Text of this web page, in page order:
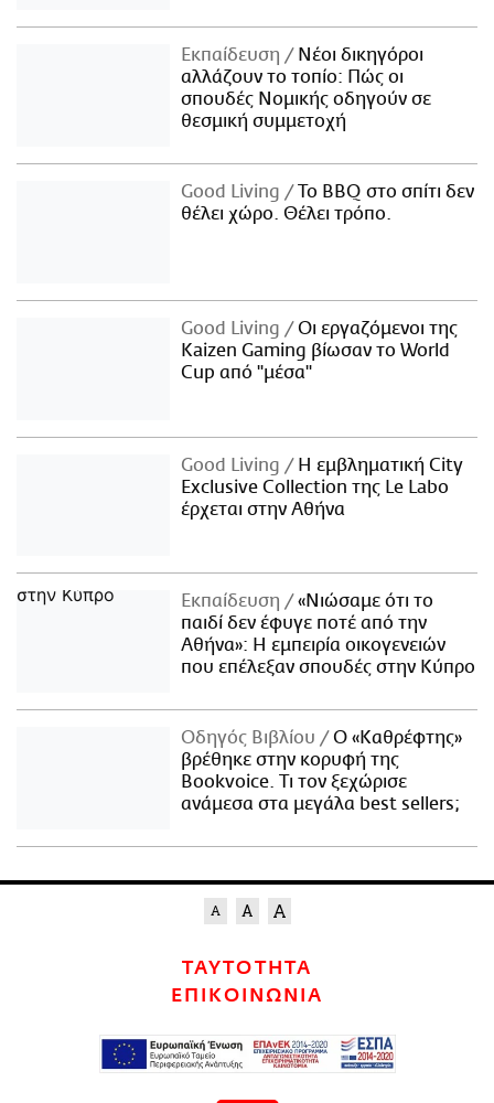
Εκπαίδευση
Νέοι δικηγόροι
αλλάζουν το τοπίο: Πώς οι
σπουδές Νομικής οδηγούν σε
θεσμική συμμετοχή
Good Living
Το BBQ στο σπίτι δεν
θέλει χώρο. Θέλει τρόπο.
Good Living
Οι εργαζόμενοι της
Kaizen Gaming βίωσαν το World
Cup από "μέσα"
Good Living
Η εμβληματική City
Exclusive Collection της Le Labo
έρχεται στην Αθήνα
Εκπαίδευση
«Νιώσαμε ότι το
παιδί δεν έφυγε ποτέ από την
Αθήνα»: Η εμπειρία οικογενειών
που επέλεξαν σπουδές στην Κύπρο
Οδηγός Βιβλίου
Ο «Καθρέφτης»
βρέθηκε στην κορυφή της
Bookvoice. Τι τον ξεχώρισε
ανάμεσα στα μεγάλα best sellers;
ΤΑΥΤΟΤΗΤΑ
ΕΠΙΚΟΙΝΩΝΙΑ